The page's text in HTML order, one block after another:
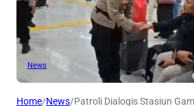
News
Home/News/Patroli Dialogis Stasiun